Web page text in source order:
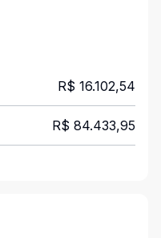
R$ 16.102,54
R$ 84.433,95